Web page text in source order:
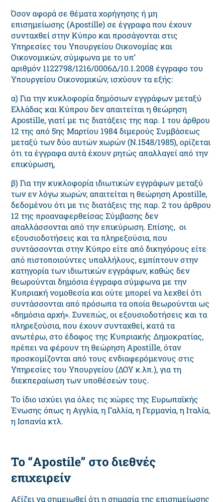
Όσον αφορά σε θέματα χορήγησης ή μη
επισημείωσης (Apostille) σε έγγραφα που έχουν
συνταχθεί στην Κύπρο και προσάγονται στις
Υπηρεσίες του Υπουργείου Οικονομίας και
Οικονομικών, σύμφωνα με το υπ’
αριθμόν 1122798/1216/0006Δ/10.1.2008 έγγραφο του
Υπουργείου Οικονομικών, ισχύουν τα εξής:
α) Για την κυκλοφορία δημόσιων εγγράφων μεταξύ
Ελλάδας και Κύπρου δεν απαιτείται η θεώρηση
Apostille, γιατί με τις διατάξεις της παρ. 1 του άρθρου
12 της από 5ης Μαρτίου 1984 διμερούς Συμβάσεως
μεταξύ των δύο αυτών χωρών (Ν.1548/1985), ορίζεται
ότι τα έγγραφα αυτά έχουν ρητώς απαλλαγεί από την
επικύρωση,
β) Για την κυκλοφορία ιδιωτικών εγγράφων μεταξύ
των εν λόγω χωρών, απαιτείται η θεώρηση Apostille,
δεδομένου ότι με τις διατάξεις της παρ. 2 του άρθρου
12 της προαναφερθείσας Σύμβασης δεν
απαλλάσσονται από την επικύρωση. Επίσης, οι
εξουσιοδοτήσεις και τα πληρεξούσια, που
συντάσσονται στην Κύπρο είτε από δικηγόρους είτε
από πιστοποιούντες υπαλλήλους, εμπίπτουν στην
κατηγορία των ιδιωτικών εγγράφων, καθώς δεν
θεωρούνται δημόσια έγγραφα σύμφωνα με την
Κυπριακή νομοθεσία και ούτε μπορεί να λεχθεί ότι
συντάσσονται από πρόσωπα τα οποία θεωρούνται ως
«δημόσια αρχή». Συνεπώς, οι εξουσιοδοτήσεις και τα
πληρεξούσια, που έχουν συνταχθεί, κατά τα
ανωτέρω, στο έδαφος της Κυπριακής Δημοκρατίας,
πρέπει να φέρουν τη θεώρηση Apostille, όταν
προσκομίζονται από τους ενδιαφερόμενους στις
Υπηρεσίες του Υπουργείου (ΔΟΥ κ.λπ.), για τη
διεκπεραίωση των υποθέσεών τους.
Το ίδιο ισχύει για όλες τις χώρες της Ευρωπαϊκής
Ένωσης όπως η Αγγλία, η Γαλλία, η Γερμανία, η Ιταλία,
η Ισπανία κτλ.
Το “Apostile” στο διεθνές
επιχειρείν
Αξίζει να σημειωθεί ότι η σημασία της επισημείωσης